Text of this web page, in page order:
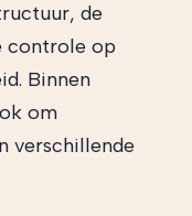
de
controle op
Binnen
om
verschillende